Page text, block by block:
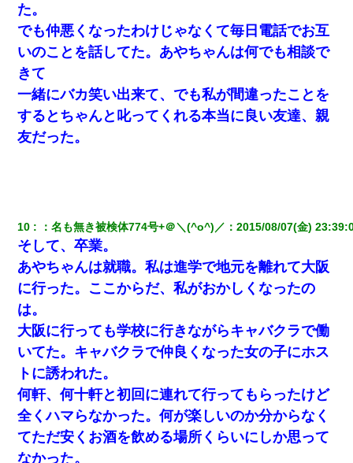
妹が嘘つきな元カレと寄りを戻してしまったという話をしていた
ら、旦那の顔が曇って雰囲気が一転。そそくさと話を切り上げて
いつもより早く寝付いてしまった…｜生活｜ワロタあんてな
【悲報】姉と入浴中に大きくなってしまった結果ｗｗｗｗｗｗｗ
ｗ
【衝撃】婚約者「兄と結婚はするけど嫁入りするわけじゃない。
お互い干渉はしないようにしましょう」→ その後に結納金の話を
評価で苦々しく思った
200万を貸したコウトから、追加で400万の申し込み、私「無理。
義弟より娘たちが大事」旦那「娘たちが成人したら別れよう」私
（は？）
｢昨日はお兄ちゃんと一緒にお風呂に入っちゃった～｣とか毎日兄
の話をしていたA子が事故で亡くなった。→Ａ子のお母さんの話に
驚愕…
父が他界→父のフリン相手『どうか相続を放棄して下さい、昔の
ことは謝ります。ごめんなさい…』私「お子さんはフリン略奪婚
って知ってるの？」相手『 』結果→
童貞俺、宅飲みした女友達2人を家に泊めた結果ｗｗｗｗｗｗ
た。
でも仲悪くなったわけじゃなくて毎日電話でお互
いのことを話してた。あやちゃんは何でも相談で
きて
一緒にバカ笑い出来て、でも私が間違ったことを
するとちゃんと叱ってくれる本当に良い友達、親
友だった。
10 ：名も無き被検体774号+＠＼(^o^)／ ：2015/08/07(金)
そして、卒業。
あやちゃんは就職。私は進学で地元を離れて大阪
に行った。ここからだ、私がおかしくなったの
は。
大阪に行っても学校に行きながらキャバクラで働
いてた。キャバクラで仲良くなった女の子にホス
トに誘われた。
何軒、何十軒と初回に連れて行ってもらったけど
全くハマらなかった。何が楽しいのか分からなく
てただ安くお酒を飲める場所くらいにしか思って
なかった。